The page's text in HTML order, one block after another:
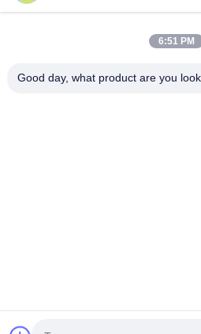
Anleitung vor dem Kauf und die
6:51 PM
Good day, what product are you